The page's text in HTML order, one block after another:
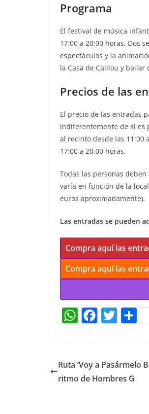
Programa
El festival de música
17:00 a 20:00 horas. Dos
espectáculos y la
la Casa de Caillou y bailar
Precios de las
El precio de las entradas
indiferentemente de si es
al recinto desde las 11:00
17:00 a 20:00 horas.
Todas las personas
varía en función de la
euros aproximadamente).
Las entradas se pueden
Compra aquí las
Compra aquí las
W
s
A
F
e
b
T
er
C
p
Ruta ‘Voy a Pasármelo
ritmo de Hombres G